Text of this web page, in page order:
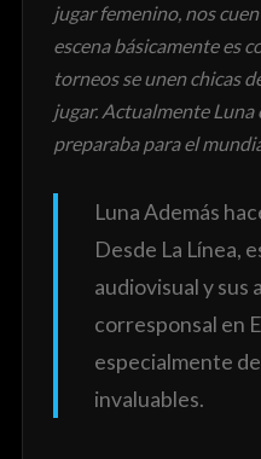
jugar femenino, nos
escena básicamente es
torneos se unen chicas
jugar. Actualmente Luna
preparaba para el
Luna Además
Desde La Línea,
audiovisual y sus
corresponsal en
especialmente
invaluables.